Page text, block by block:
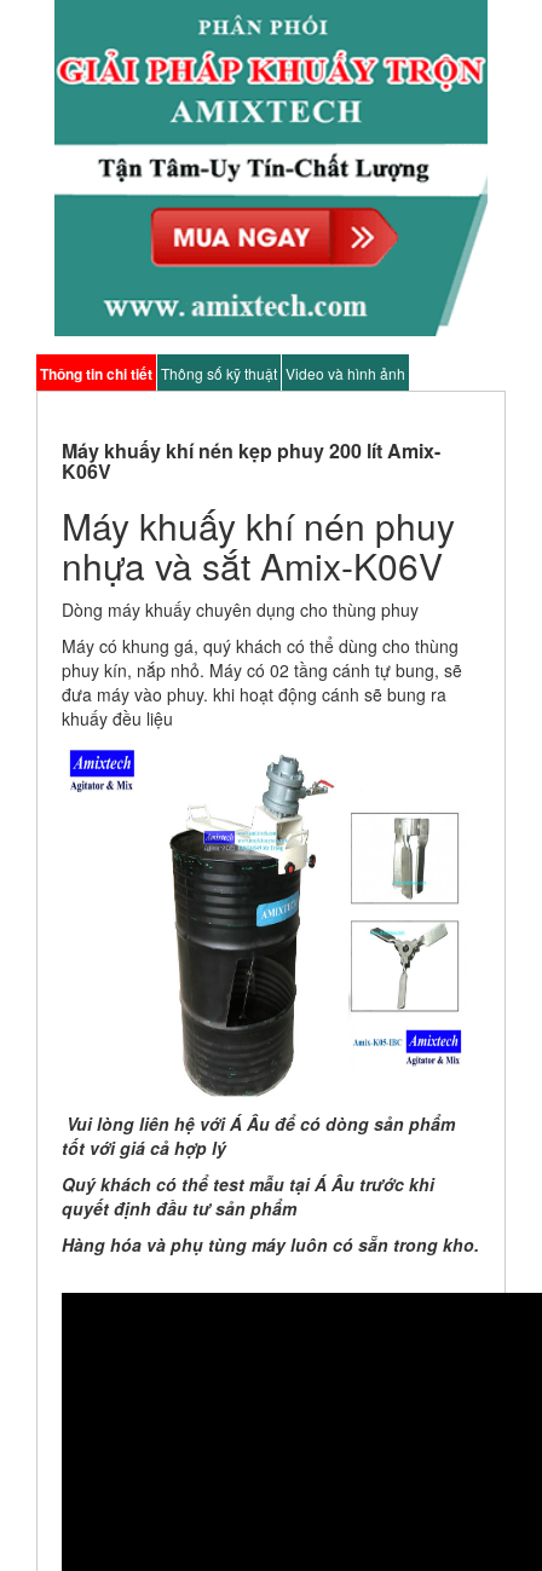
Thông tin chi tiết Thông số kỹ thuật Video và hình ảnh
Máy khuấy khí nén kẹp phuy 200 lít Amix-
K06V
Máy khuấy khí nén phuy
nhựa và sắt Amix-K06V
Dòng máy khuấy chuyên dụng cho thùng phuy
Máy có khung gá, quý khách có thể dùng cho thùng
phuy kín, nắp nhỏ. Máy có 02 tầng cánh tự bung, sẽ
đưa máy vào phuy. khi hoạt động cánh sẽ bung ra
khuấy đều liệu
Vui lòng liên hệ với Á Âu để có dòng sản phẩm
tốt với giá cả hợp lý
Quý khách có thể test mẫu tại Á Âu trước khi
quyết định đầu tư sản phẩm
Hàng hóa và phụ tùng máy luôn có sẵn trong kho.